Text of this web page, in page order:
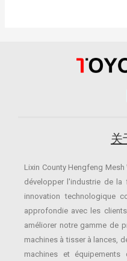
关
Lixin County Hengfeng
développer l'industrie de la
innovation technologique
approfondie avec les
améliorer notre gamme de
machines à tisser à lances,
machines et